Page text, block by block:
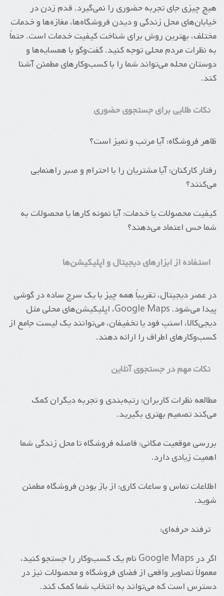
هیچ چیزی جای تجربه حضوری را نمی‌گیرد. قدم زدن در
خیابان‌های محل زندگی و دیدن فروشگاه‌ها، مغازه‌ها و خدمات
مختلف، بهترین روش برای شناخت کیفیت خدمات است. حتماً
به نظرات مردم محلی توجه کنید. گفت‌وگو با همسایه‌ها و
دوستان محله می‌تواند شما را با کسب‌وکارهای مطمئن آشنا
کند.
نکات طلایی برای جستجوی حضوری
ظاهر فروشگاه: آیا مرتب و تمیز است؟
رفتار کارکنان: آیا مشتریان را با احترام و صبر راهنمایی
می‌کنند؟
کیفیت محصولات یا خدمات: آیا نمونه کارها یا محصولات به
شما حس اعتماد می‌دهند؟
استفاده از ابزارهای دیجیتال و اپلیکیشن‌ها
در عصر دیجیتال، تقریباً همه چیز با یک سرچ ساده در گوشی
پیدا می‌شود. Google Maps، اپلیکیشن‌های محلی مثل
دیجی‌کالا، اسنپ فود یا تخفیفان، می‌توانند یک لیست جامع از
کسب‌وکارهای اطراف را ارائه دهند.
نکات مهم در جستجوی آنلاین
مطالعه نظرات کاربران: رتبه‌بندی و تجربه دیگران کمک
می‌کند تصمیم بهتری بگیرید.
بررسی موقعیت مکانی: فاصله فروشگاه تا محل زندگی شما
اهمیت زیادی دارد.
اطلاعات تماس و ساعات کاری: از باز بودن فروشگاه مطمئن
شوید.
ترفند حرفه‌ای:
اگر در Google Maps نام یک کسب‌وکار را جستجو کنید،
معمولاً تصاویر واقعی از فضای فروشگاه و محصولات نیز در
دسترس است که می‌تواند به انتخاب شما کمک کند.